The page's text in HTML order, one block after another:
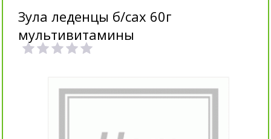
Зула леденцы б/сах 60г
мультивитамины